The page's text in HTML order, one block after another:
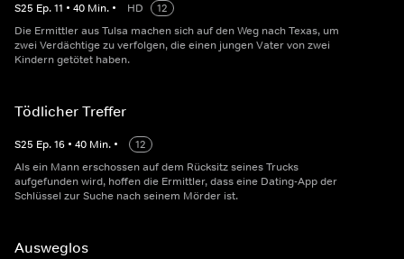
S25 Ep.11 • 40 Min. • HD
12
Die Ermittler aus Tulsa machen sich auf den Weg nach Texas, um
zwei Verdächtige zu verfolgen, die einen jungen Vater von zwei
Kindern getötet haben.
Tödlicher Treffer
S25 Ep.16 • 40 Min. •
12
Als ein Mann erschossen auf dem Rücksitz seines Trucks
aufgefunden wird, hoffen die Ermittler, dass eine Dating-App der
Schlüssel zur Suche nach seinem Mörder ist.
Ausweglos